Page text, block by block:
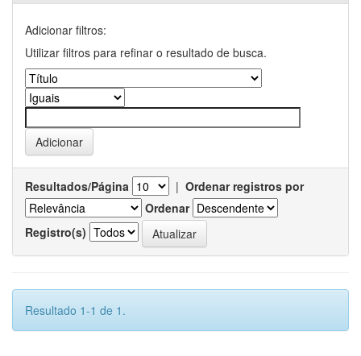
Adicionar filtros:
Utilizar filtros para refinar o resultado de busca.
Resultados/Página | Ordenar registros por
Ordenar
Registro(s)
Resultado 1-1 de 1.